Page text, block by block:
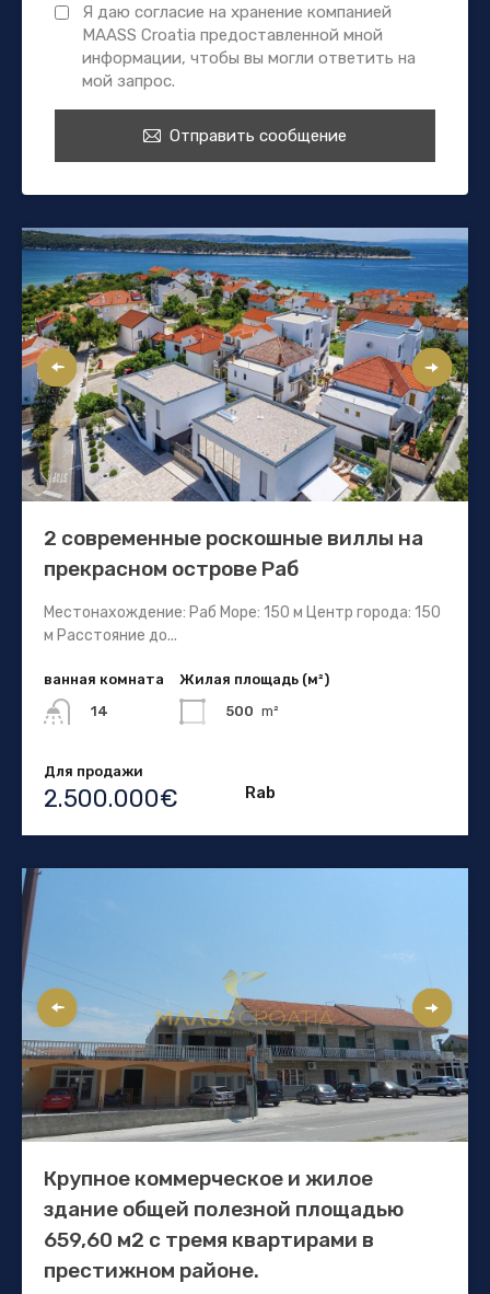
Я даю согласие на хранение компанией
MAASS Croatia предоставленной мной
информации, чтобы вы могли ответить на
мой запрос.
Отправить сообщение
2 современные роскошные виллы на
прекрасном острове Раб
Местонахождение: Раб Море: 150 м Центр города: 150
м Расстояние до...
ванная комната
14
Жилая площадь (м²)
500 m²
Для продажи
2.500.000€ Rab
Крупное коммерческое и жилое
здание общей полезной площадью
659,60 м2 с тремя квартирами в
престижном районе.